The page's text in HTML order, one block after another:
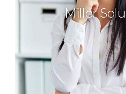
Miller